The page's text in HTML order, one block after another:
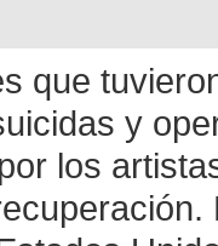
que
y
los